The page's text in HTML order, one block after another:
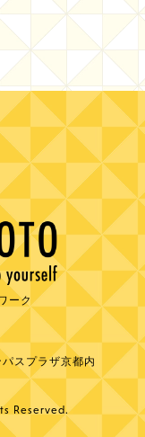
ーク
スプラザ京都内
Reserved.